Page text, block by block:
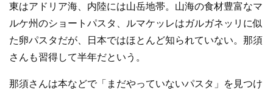
東はアドリア海、内陸には山岳地帯。山海の食材豊富なマ
ルケ州のショートパスタ、ルマケッレはガルガネッリに似
た卵パスタだが、日本ではほとんど知られていない。那須
さんも習得して半年だという。
那須さんは本などで「まだやっていないパスタ」を見つけ